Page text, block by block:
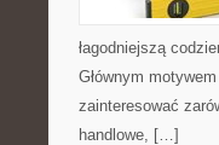
łagodniejszą
Głównym
zainteresować
handlowe, […]